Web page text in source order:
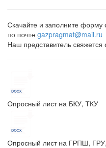
Скачайте и заполните форму
по почте gazpragmat@mail.ru
Наш представитель
Опросный лист на БКУ, ТКУ
Опросный лист на ГРПШ,